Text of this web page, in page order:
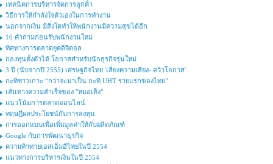
เทคนิคการบริหารจัดการลูกค้่า
วิธีการให้กำลังใจตัวเองในการทำงาน
นอกจากเงิน มีสิ่งใดทำให้พนักงานมีความสุขได้อีก
10 คำถามก่อนรับพนักงานใหม่
ทิศทางการตลาดยุคดิจิตอล
กองทุนตั้งตัวได้ โอกาสสำหรับนักธุรกิจรุ่นใหม่
3 ปี (นับจากปี 2555) เศรษฐกิจไทย 'เลี่ยงความเสี่ยง- คว้าโอกาส'
กะทิชาวเกาะ “กว่าจะมาเป็น กะทิ UHT รายแรกของไทย”
เส้นทางความสำเร็จของ "หมอเส็ง"
แนวโน้มการตลาดออนไลน์
ทฤษฎีผลประโยชน์กับการลงทุน
การออกแบบเพื่อเพิ่มมูลค่าให้กับผลิตภัณฑ์
Google กับการพัฒนาธุรกิจ
ความท้าทายเอสเอ็มอีไทยในปี 2554
แนวทางการบริหารเงินในปี 2554